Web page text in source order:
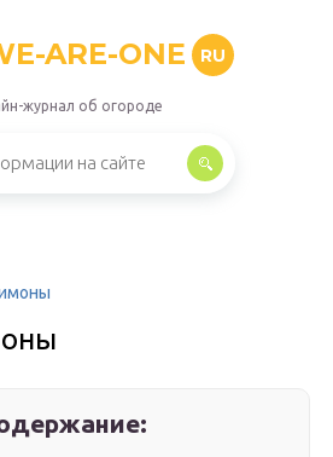
ARE-ONE RU
журнал об огороде